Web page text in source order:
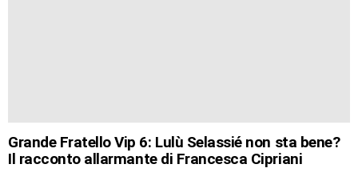
Grande Fratello Vip 6: Lulù Selassié non sta bene?
Il racconto allarmante di Francesca Cipriani